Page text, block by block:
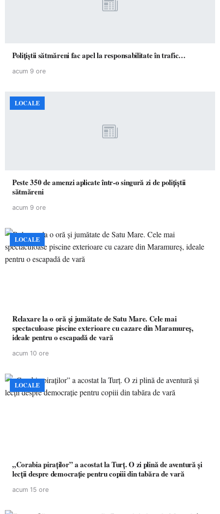
Polițiștii sătmăreni fac apel la responsabilitate în trafic…
acum 9 ore
LOCALE
Peste 350 de amenzi aplicate într-o singură zi de polițiștii
sătmăreni
acum 9 ore
LOCALE
Relaxare la o oră și jumătate de Satu Mare. Cele mai
spectaculoase piscine exterioare cu cazare din Maramureș,
ideale pentru o escapadă de vară
acum 10 ore
LOCALE
„Corabia piraților” a acostat la Turț. O zi plină de aventură și
lecții despre democrație pentru copiii din tabăra de vară
acum 15 ore